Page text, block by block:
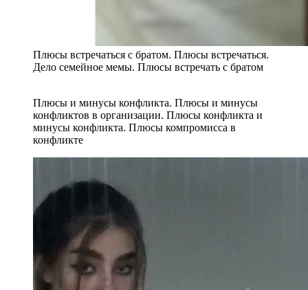
Плюсы встречаться с братом. Плюсы встречаться.
Дело семейное мемы. Плюсы встречать с братом
Плюсы и минусы конфликта. Плюсы и минусы
конфликтов в организации. Плюсы конфликта и
минусы конфликта. Плюсы компромисса в
конфликте